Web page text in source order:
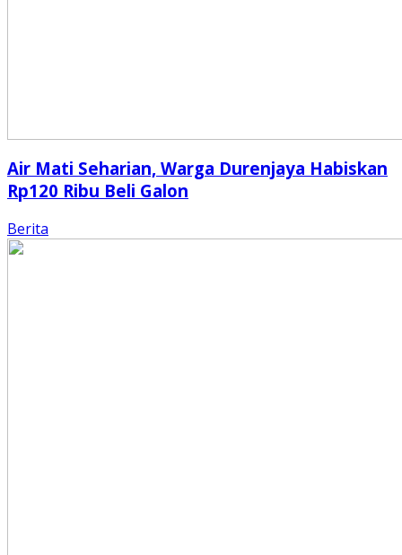
Air Mati Seharian, Warga Durenjaya Habiskan
Rp120 Ribu Beli Galon
Berita